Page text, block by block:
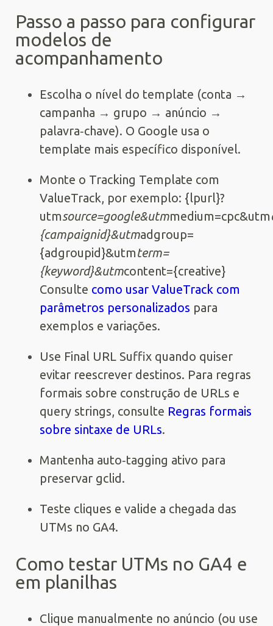
Passo a passo para configurar
modelos de
acompanhamento
Escolha o nível do template (conta →
campanha → grupo → anúncio →
palavra‑chave). O Google usa o
template mais específico disponível.
Monte o Tracking Template com
ValueTrack, por exemplo: {lpurl}?
utmsource=google&utmmedium=cpc&utm
{campaignid}&utmadgroup=
{adgroupid}&utmterm=
{keyword}&utmcontent={creative}
Consulte como usar ValueTrack com
parâmetros personalizados para
exemplos e variações.
Use Final URL Suffix quando quiser
evitar reescrever destinos. Para regras
formais sobre construção de URLs e
query strings, consulte Regras formais
sobre sintaxe de URLs.
Mantenha auto‑tagging ativo para
preservar gclid.
Teste cliques e valide a chegada das
UTMs no GA4.
Como testar UTMs no GA4 e
em planilhas
Clique manualmente no anúncio (ou use